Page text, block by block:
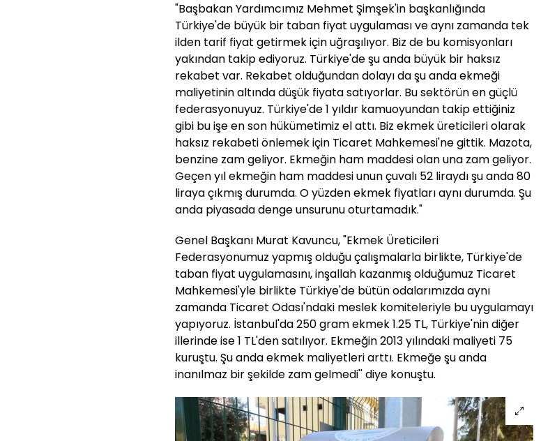
"Başbakan Yardımcımız Mehmet Şimşek'in başkanlığında
Türkiye'de büyük bir taban fiyat uygulaması ve aynı zamanda tek
ilden tarif fiyat getirmek için uğraşılıyor. Biz de bu komisyonları
yakından takip ediyoruz. Türkiye'de şu anda büyük bir haksız
rekabet var. Rekabet olduğundan dolayı da şu anda ekmeği
maliyetinin altında düşük fiyata satıyorlar. Bu sektörün en güçlü
federasyonuyuz. Türkiye'de 1 yıldır kamuoyundan takip ettiğiniz
gibi bu işe en son hükümetimiz el attı. Biz ekmek üreticileri olarak
haksız rekabeti önlemek için Ticaret Mahkemesi'ne gittik. Mazota,
benzine zam geliyor. Ekmeğin ham maddesi olan una zam geliyor.
Geçen yıl ekmeğin ham maddesi unun çuvalı 52 liraydı şu anda 80
liraya çıkmış durumda. O yüzden ekmek fiyatları aynı durumda. Şu
anda piyasada denge unsurunu oturtamadık."
Genel Başkanı Murat Kavuncu, "Ekmek Üreticileri
Federasyonumuz yapmış olduğu çalışmalarla birlikte, Türkiye'de
taban fiyat uygulamasını, inşallah kazanmış olduğumuz Ticaret
Mahkemesi'yle birlikte Türkiye'de bütün odalarımızda aynı
zamanda Ticaret Odası'ndaki meslek komiteleriyle bu uygulamayı
yapıyoruz. İstanbul'da 250 gram ekmek 1.25 TL, Türkiye'nin diğer
illerinde ise 1 TL'den satılıyor. Ekmeğin 2013 yılındaki maliyeti 75
kuruştu. Şu anda ekmek maliyetleri arttı. Ekmeğe şu anda
inanılmaz bir şekilde zam gelmedi'' diye konuştu.